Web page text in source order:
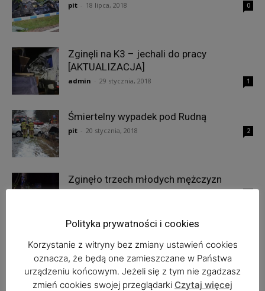
pit 18 lipca, 2018 0
Zginęli na K3 – jechali do pracy
[AKTUALIZACJA]
admin 29 stycznia, 2018 1
Śmiertelny wypadek pod Rudną
pit 20 stycznia, 2018 2
Zginęło trzech młodych mężczyzn
1 2
Polityka prywatności i cookies
Korzystanie z witryny bez zmiany ustawień cookies
oznacza, że będą one zamieszczane w Państwa
urządzeniu końcowym. Jeżeli się z tym nie zgadzasz
zmień cookies swojej przeglądarki Czytaj więcej